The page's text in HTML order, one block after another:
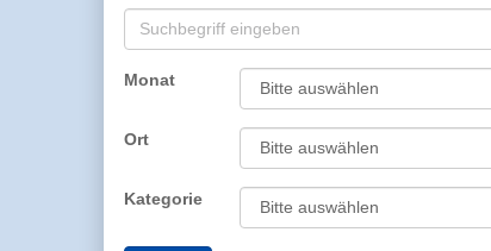
Monat
Ort
Kategorie